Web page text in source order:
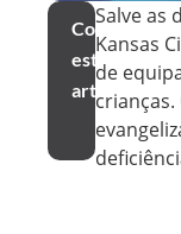
este
artigo
Salve as
Kansas
de